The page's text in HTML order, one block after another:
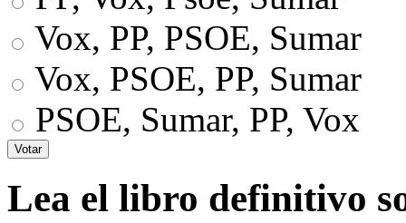
Vox, PP, PSOE, Sumar
Vox, PSOE, PP, Sumar
PSOE, Sumar, PP, Vox
Lea el libro definitivo